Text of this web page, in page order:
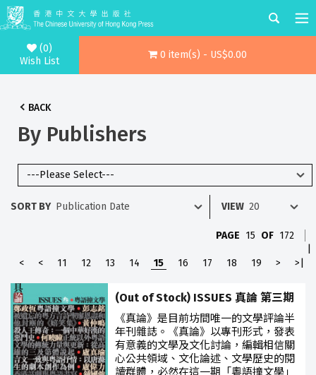
(0)
Wish List
0 item(s) - US$0.00
BACK
By Publishers
SORT BY VIEW
PAGE 15 OF 172
<
< 11 12 13 14 15 16 17 18 19 > >|
(Out of Stock) ISSUES 真論 第三期
《真論》是目前坊間唯一的文學評論半
年刊雜誌。《真論》以專刊形式，發表
有意義的文學及文化討論，編輯相信關
心公共領域、文化論述、文學歷史的閱
讀群體，必然在這一期「粵語撞文學」